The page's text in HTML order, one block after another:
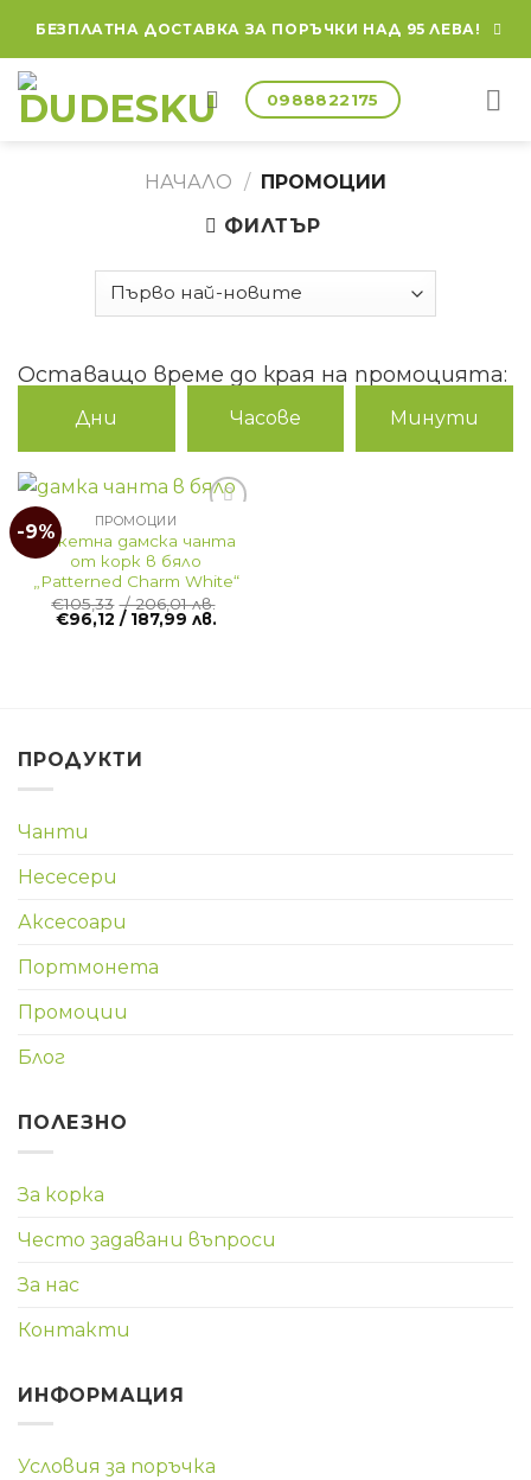
БЕЗПЛАТНА ДОСТАВКА ЗА ПОРЪЧКИ НАД 95 ЛЕВА!
0988822175
НАЧАЛО / ПРОМОЦИИ
ФИЛТЪР
Оставащо време до края на промоцията:
Дни Часове Минути
-9% ПРОМОЦИИ
Кокетна дамска чанта
от корк в бяло
„Patterned Charm White“
€105,33 / 206,01 лв.
€96,12 / 187,99 лв.
ПРОДУКТИ
Чанти
Несесери
Аксесоари
Портмонета
Промоции
Блог
ПОЛЕЗНО
За корка
Често задавани въпроси
За нас
Контакти
ИНФОРМАЦИЯ
Условия за поръчка